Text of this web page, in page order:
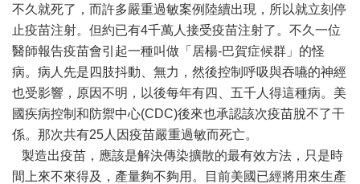
不久就死了，而許多嚴重過敏案例陸續出現，所以就立刻停
止疫苗注射。但約已有4千萬人接受疫苗注射了。不久一位
醫師報告疫苗會引起一種叫做「居楊-巴賀症候群」的怪
病。病人先是四肢抖動、無力，然後控制呼吸與吞嚥的神經
也受影響，原因不明，以後每年有四、五千人得這種病。美
國疾病控制和防禦中心(CDC)後來也承認該次疫苗脫不了干
係。那次共有25人因疫苗嚴重過敏而死亡。
製造出疫苗，應該是解決傳染擴散的最有效方法，只是時
間上來不來得及，產量夠不夠用。目前美國已經將用來生產